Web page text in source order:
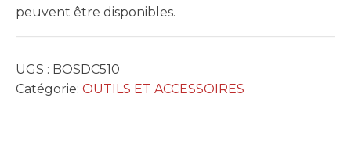
peuvent être disponibles.
UGS : BOSDC510
Catégorie: OUTILS ET ACCESSOIRES